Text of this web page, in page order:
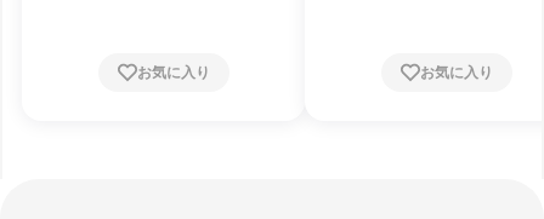
お気に入り お気に入り